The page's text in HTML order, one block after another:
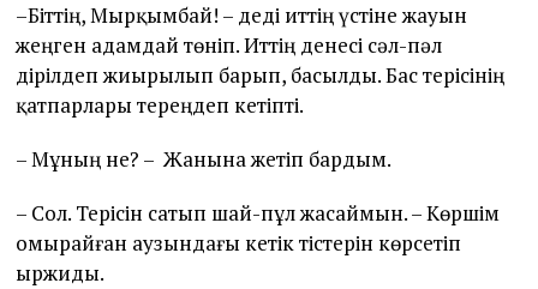
–Біттің, Мырқымбай! – деді иттің үстіне жауын
жеңген адамдай төніп. Иттің денесі сәл-пәл
дірілдеп жиырылып барып, басылды. Бас терісінің
қатпарлары тереңдеп кетіпті.
– Мұның не? – Жанына жетіп бардым.
– Сол. Терісін сатып шай-пұл жасаймын. – Көршім
омырайған аузындағы кетік тістерін көрсетіп
ыржиды.